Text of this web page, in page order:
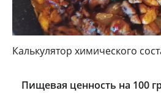
Калькулятор химического
Пищевая ценность на 100